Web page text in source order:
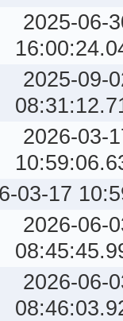
2025-06-
2025-09-
2026-03-
03-17
2026-06-
2026-06-